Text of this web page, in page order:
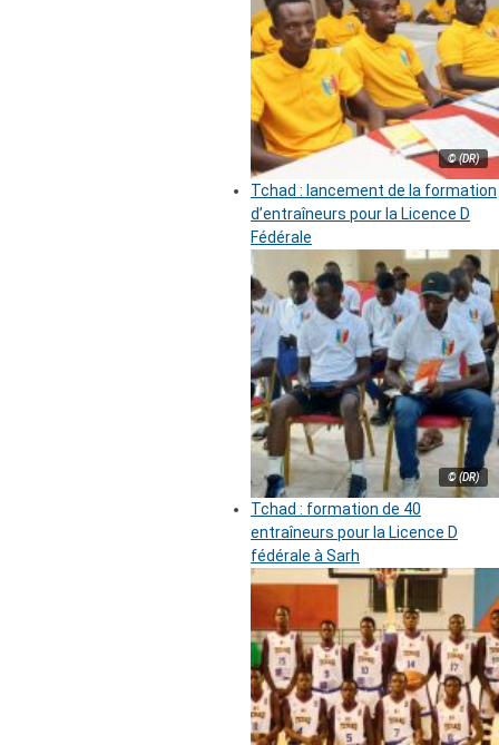
© (DR)
Tchad : lancement de la formation
d’entraîneurs pour la Licence D
Fédérale
© (DR)
Tchad : formation de 40
entraîneurs pour la Licence D
fédérale à Sarh